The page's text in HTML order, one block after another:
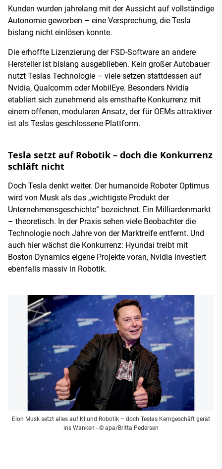
Kunden wurden jahrelang mit der Aussicht auf vollständige
Autonomie geworben – eine Versprechung, die Tesla
bislang nicht einlösen konnte.
Die erhoffte Lizenzierung der FSD-Software an andere
Hersteller ist bislang ausgeblieben. Kein großer Autobauer
nutzt Teslas Technologie – viele setzen stattdessen auf
Nvidia, Qualcomm oder MobilEye. Besonders Nvidia
etabliert sich zunehmend als ernsthafte Konkurrenz mit
einem offenen, modularen Ansatz, der für OEMs attraktiver
ist als Teslas geschlossene Plattform.
Tesla setzt auf Robotik – doch die Konkurrenz
schläft nicht
Doch Tesla denkt weiter. Der humanoide Roboter Optimus
wird von Musk als das „wichtigste Produkt der
Unternehmensgeschichte“ bezeichnet. Ein Milliardenmarkt
– theoretisch. In der Praxis sehen viele Beobachter die
Technologie noch Jahre von der Marktreife entfernt. Und
auch hier wächst die Konkurrenz: Hyundai treibt mit
Boston Dynamics eigene Projekte voran, Nvidia investiert
ebenfalls massiv in Robotik.
Elon Musk setzt alles auf KI und Robotik – doch Teslas Kerngeschäft gerät
ins Wanken - © apa/Britta Pedersen